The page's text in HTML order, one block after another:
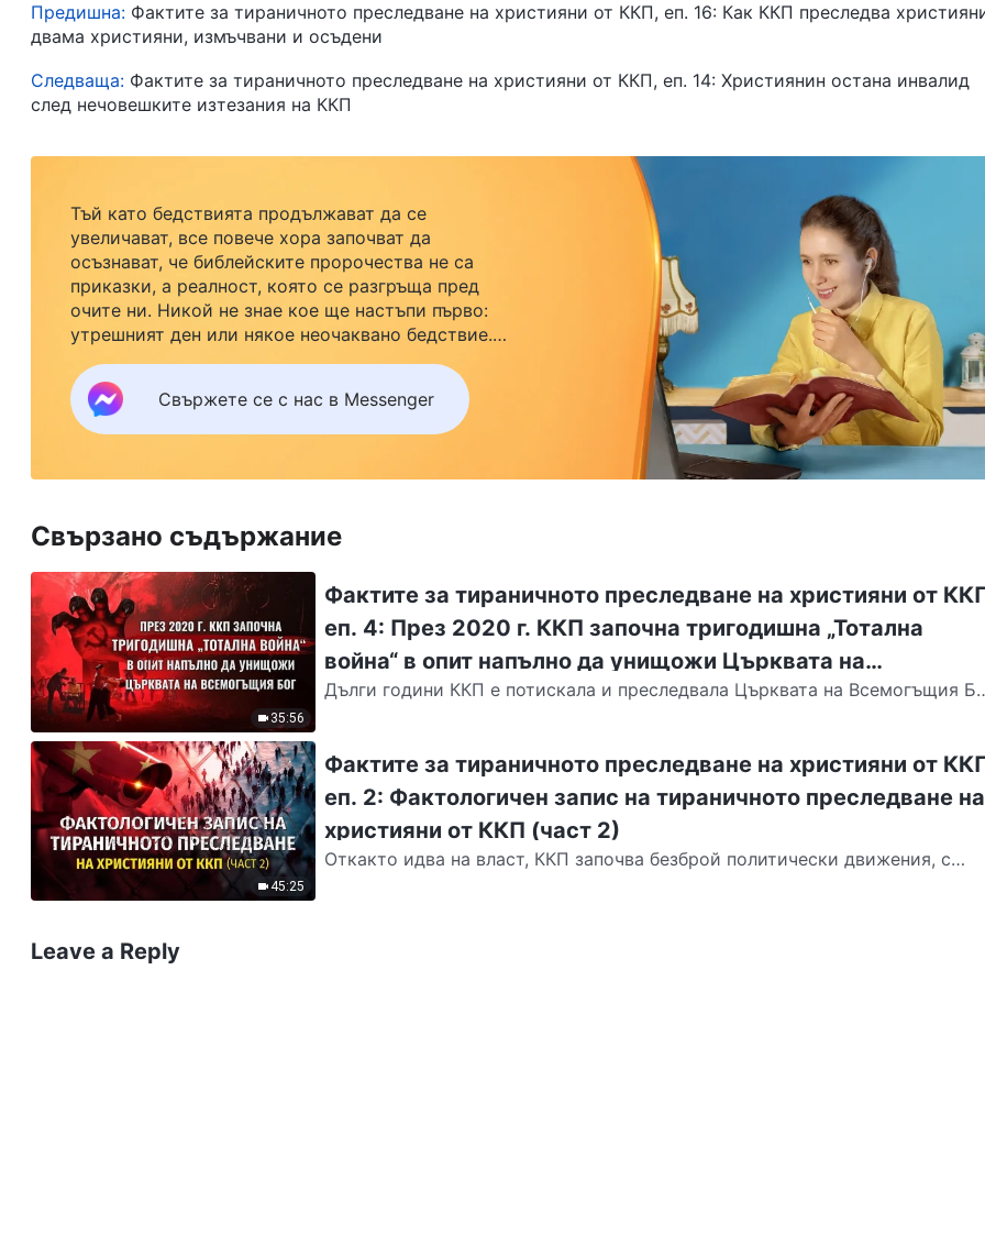
Предишна: Фактите за тираничното преследване на християни от ККП, еп. 16: Как ККП преследва
двама християни, измъчвани и осъдени
Следваща: Фактите за тираничното преследване на християни от ККП, еп. 14: Християнин остана инвалид
след нечовешките изтезания на ККП
Тъй като бедствията продължават да се
увеличават, все повече хора започват да
осъзнават, че библейските пророчества не са
приказки, а реалност, която се разгръща пред
очите ни. Никой не знае кое ще настъпи първо:
утрешният ден или някое неочаквано бедствие.
Ако желаете да посрещнете завръщането на
Господ със семейството си и да намерите
безопасност под Божията закрила, кликнете
върху Messenger, за да се присъедините към
Свържете се с нас в Messenger
Свързано съдържание
35:56
Фактите за тираничното преследване на християни от
еп. 4: През 2020 г. ККП започна тригодишна „Тотална
война“ в опит напълно да унищожи Църквата на
Всемогъщия Бог
Дълги години ККП е потискала и преследвала Църквата на Всемогъщия
45:25
Фактите за тираничното преследване на християни от
еп. 2: Фактологичен запис на тираничното преследване на
християни от ККП (част 2)
Откакто идва на власт, ККП започва безброй политически движения, с
Leave a Reply